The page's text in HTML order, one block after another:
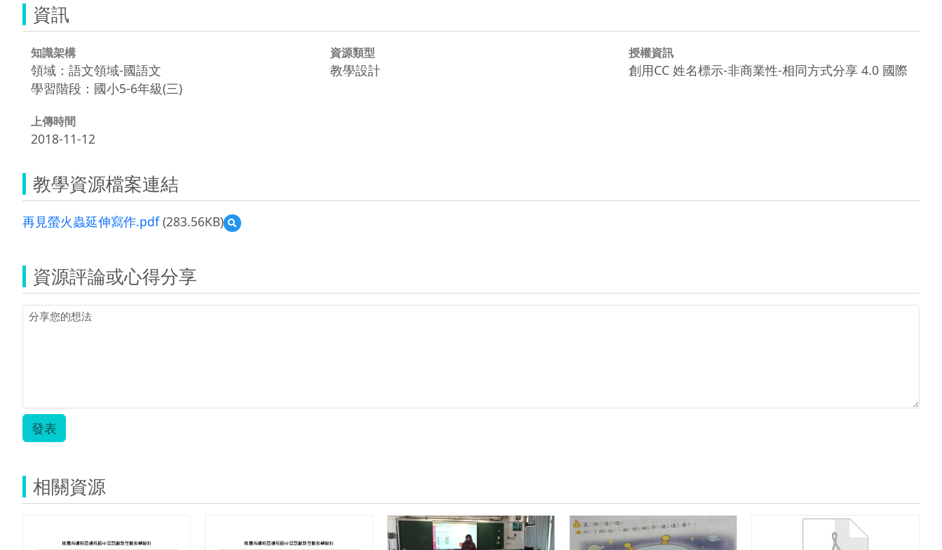
資訊
知識架構
領域：語文領域-國語文
學習階段：國小5-6年級(三)
資源類型
教學設計
授權資訊
創用CC 姓名標示-非商業性-相同方式分享 4.0 國際
上傳時間
2018-11-12
教學資源檔案連結
再見螢火蟲延伸寫作.pdf(283.56KB)
預
覽
蟲
資源評論或心得分享
發表
相關資源